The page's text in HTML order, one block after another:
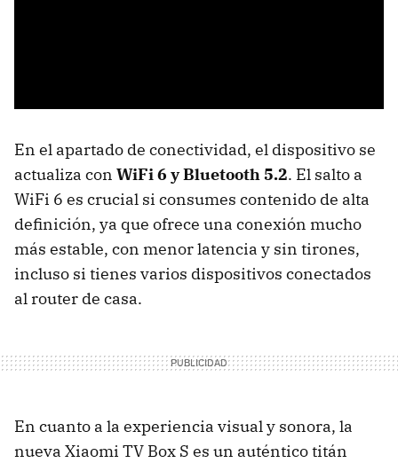
En el apartado de conectividad, el dispositivo se
actualiza con WiFi 6 y Bluetooth 5.2. El salto a
WiFi 6 es crucial si consumes contenido de alta
definición, ya que ofrece una conexión mucho
más estable, con menor latencia y sin tirones,
incluso si tienes varios dispositivos conectados
al router de casa.
En cuanto a la experiencia visual y sonora, la
nueva Xiaomi TV Box S es un auténtico titán